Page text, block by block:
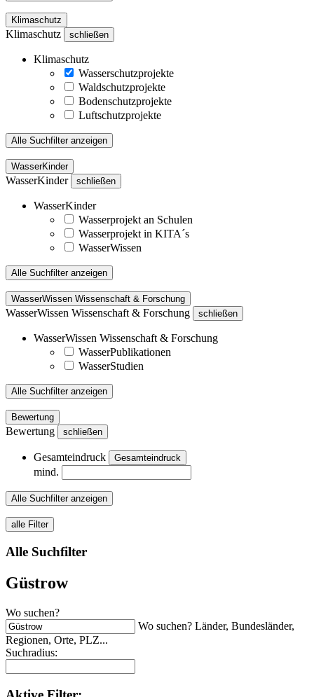
Klimaschutz
Klimaschutz schließen
Klimaschutz
Wasserschutzprojekte
Waldschutzprojekte
Bodenschutzprojekte
Luftschutzprojekte
Alle Suchfilter anzeigen
WasserKinder
WasserKinder schließen
WasserKinder
Wasserprojekt an Schulen
Wasserprojekt in KITA´s
WasserWissen
Alle Suchfilter anzeigen
WasserWissen Wissenschaft & Forschung
WasserWissen Wissenschaft & Forschung schließen
WasserWissen Wissenschaft & Forschung
WasserPublikationen
WasserStudien
Alle Suchfilter anzeigen
Bewertung
Bewertung schließen
Gesamteindruck Gesamteindruck
mind.
Alle Suchfilter anzeigen
alle Filter
Alle Suchfilter
Güstrow
Wo suchen?
Wo suchen? Länder, Bundesländer,
Regionen, Orte, PLZ...
Suchradius: